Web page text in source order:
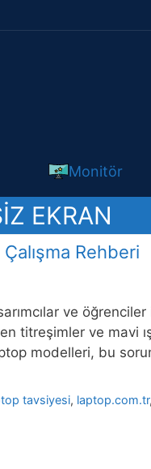
Monitör
EKRAN
Rehberi
ve
titreşimler ve mavi
modelleri, bu
tavsiyesi, laptop.com.tr,